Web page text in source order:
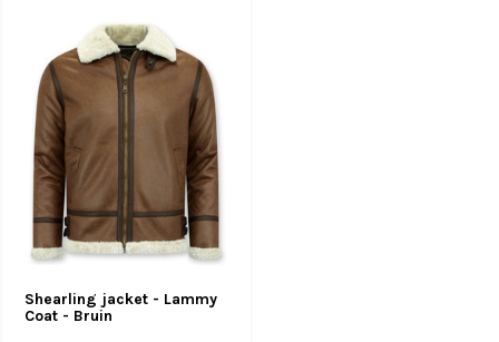
Shearling jacket - Lammy
Coat - Bruin